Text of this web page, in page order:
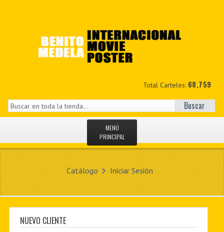
Total Carteles: 68,759
Buscar
MENÚ
PRINCIPAL
MIS DATOS
Catálogo Iniciar Sesión
NUEVO CLIENTE